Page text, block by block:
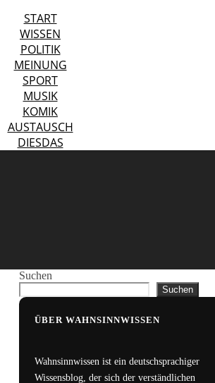
START
WISSEN
POLITIK
MEINUNG
SPORT
MUSIK
KOMIK
AUSTAUSCH
DIESDAS
Suchen
Suchen
ÜBER WAHNSINNWISSEN
Wahnsinnwissen ist ein deutschsprachiger
Wissensblog, der sich der verständlichen